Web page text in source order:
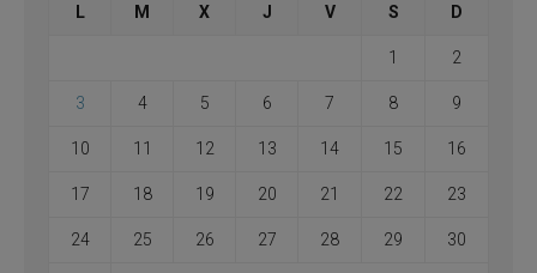
L M X J V S D
1 2
3 4 5 6 7 8 9
10 11 12 13 14 15 16
17 18 19 20 21 22 23
24 25 26 27 28 29 30